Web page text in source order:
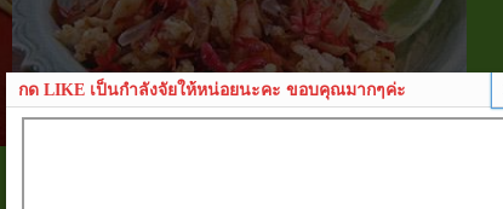
กด LIKE เป็นกำลังจัยให้หน่อยนะคะ ขอบคุณมากๆค่ะ